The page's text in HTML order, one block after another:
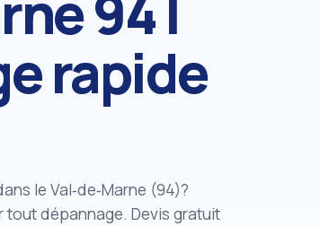
rapide
le Val‑de‑Marne (94)?
dépannage. Devis gratuit